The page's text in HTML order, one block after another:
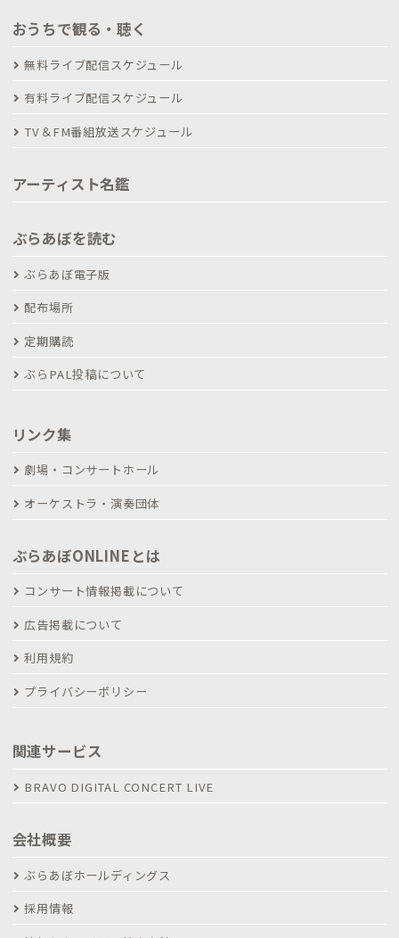
おうちで観る・聴く
無料ライブ配信スケジュール
有料ライブ配信スケジュール
TV＆FM番組放送スケジュール
アーティスト名鑑
ぶらあぼを読む
ぶらあぼ電子版
配布場所
定期購読
ぶらPAL投稿について
リンク集
劇場・コンサートホール
オーケストラ・演奏団体
ぶらあぼONLINEとは
コンサート情報掲載について
広告掲載について
利用規約
プライバシーポリシー
関連サービス
BRAVO DIGITAL CONCERT LIVE
会社概要
ぶらあぼホールディングス
採用情報